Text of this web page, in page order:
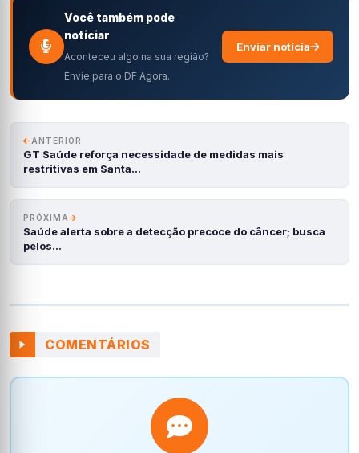
Você também pode
noticiar
Aconteceu algo na sua região?
Envie para o DF Agora.
Enviar notícia
ANTERIOR
GT Saúde reforça necessidade de medidas mais
restritivas em Santa…
PRÓXIMA
Saúde alerta sobre a detecção precoce do câncer; busca
pelos…
COMENTÁRIOS